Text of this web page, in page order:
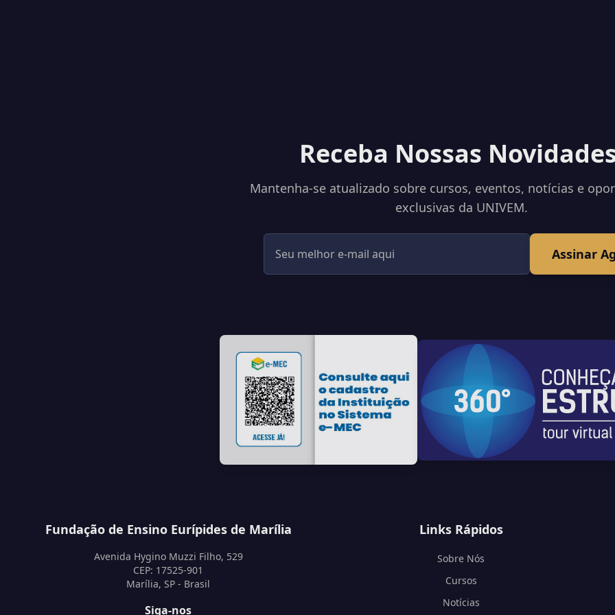
Receba Nossas
Mantenha-se atualizado sobre cursos, eventos, notícias e
exclusivas da UNIVEM.
Assinar
Fundação de Ensino Eurípides de Marília
Avenida Hygino Muzzi Filho, 529
CEP: 17525-901
Marília, SP - Brasil
Siga-nos
Links Rápidos
Sobre Nós
Cursos
Notícias